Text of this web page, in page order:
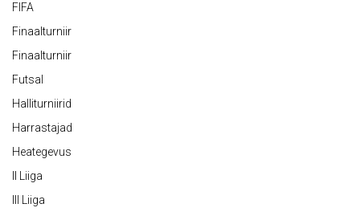
FIFA
Finaalturniir
Finaalturniir
Futsal
Halliturniirid
Harrastajad
Heategevus
II Liiga
III Liiga